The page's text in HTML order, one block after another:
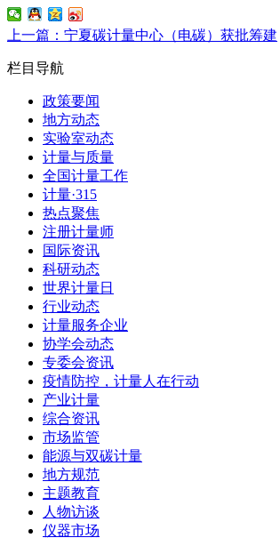
上一篇：宁夏碳计量中心（电碳）获批筹建
栏目导航
政策要闻
地方动态
实验室动态
计量与质量
全国计量工作
计量·315
热点聚焦
注册计量师
国际资讯
科研动态
世界计量日
行业动态
计量服务企业
协学会动态
专委会资讯
疫情防控，计量人在行动
产业计量
综合资讯
市场监管
能源与双碳计量
地方规范
主题教育
人物访谈
仪器市场